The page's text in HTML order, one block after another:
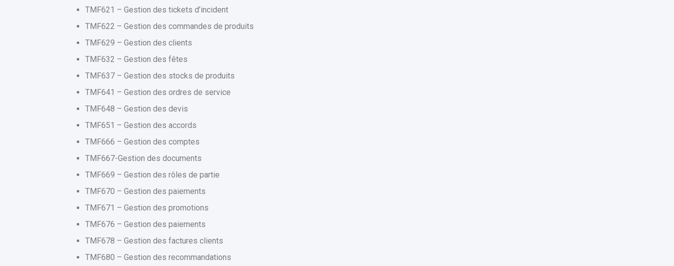
TMF621 – Gestion des tickets d’incident
TMF622 – Gestion des commandes de produits
TMF629 – Gestion des clients
TMF632 – Gestion des fêtes
TMF637 – Gestion des stocks de produits
TMF641 – Gestion des ordres de service
TMF648 – Gestion des devis
TMF651 – Gestion des accords
TMF666 – Gestion des comptes
TMF667-Gestion des documents
TMF669 – Gestion des rôles de partie
TMF670 – Gestion des paiements
TMF671 – Gestion des promotions
TMF676 – Gestion des paiements
TMF678 – Gestion des factures clients
TMF680 – Gestion des recommandations